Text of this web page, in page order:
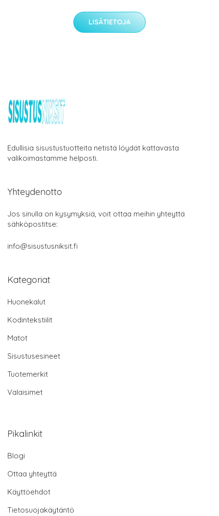
LISÄTIETOJA
Edullisia sisustustuotteita netistä löydät kattavasta
valikoimastamme helposti.
Yhteydenotto
Jos sinulla on kysymyksiä, voit ottaa meihin yhteyttä
sähköpostitse:
info@sisustusniksit.fi
Kategoriat
Huonekalut
Kodintekstiilit
Matot
Sisustusesineet
Tuotemerkit
Valaisimet
Pikalinkit
Blogi
Ottaa yhteyttä
Käyttöehdot
Tietosuojakäytäntö